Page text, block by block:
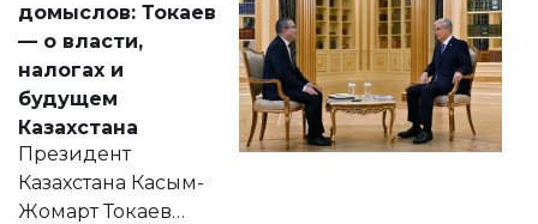
домыслов: Токаев
— о власти,
налогах и
будущем
Казахстана
Президент
Казахстана Касым-
Жомарт Токаев